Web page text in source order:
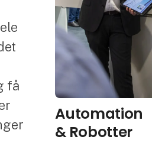
få
Automation
& Robotter